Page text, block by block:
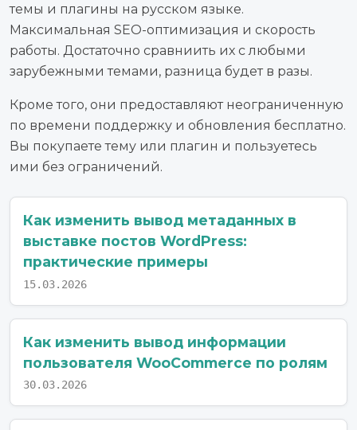
темы и плагины на русском языке.
Максимальная SEO-оптимизация и скорость
работы. Достаточно сравниить их с любыми
зарубежными темами, разница будет в разы.
Кроме того, они предоставляют неограниченную
по времени поддержку и обновления бесплатно.
Вы покупаете тему или плагин и пользуетесь
ими без ограничений.
Как изменить вывод метаданных в
выставке постов WordPress:
практические примеры
15.03.2026
Как изменить вывод информации
пользователя WooCommerce по ролям
30.03.2026